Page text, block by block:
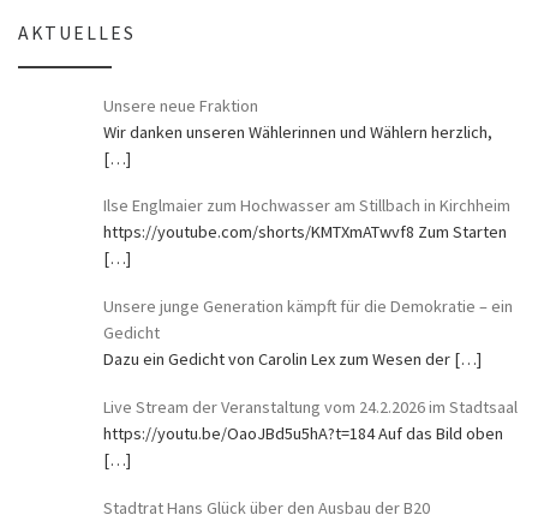
AKTUELLES
Unsere neue Fraktion
Wir danken unseren Wählerinnen und Wählern herzlich,
[…]
Ilse Englmaier zum Hochwasser am Stillbach in Kirchheim
https://youtube.com/shorts/KMTXmATwvf8 Zum Starten
[…]
Unsere junge Generation kämpft für die Demokratie – ein
Gedicht
Dazu ein Gedicht von Carolin Lex zum Wesen der […]
Live Stream der Veranstaltung vom 24.2.2026 im Stadtsaal
https://youtu.be/OaoJBd5u5hA?t=184 Auf das Bild oben
[…]
Stadtrat Hans Glück über den Ausbau der B20